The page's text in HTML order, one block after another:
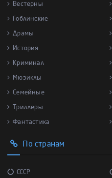
Вестерны
Гоблинские
Драмы
История
Криминал
Мюзиклы
Семейные
Триллеры
Фантастика
По странам
СССР